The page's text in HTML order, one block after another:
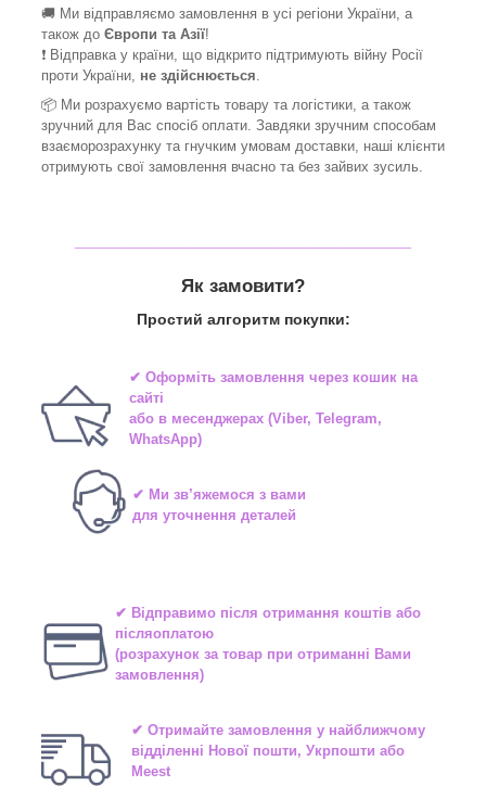
🚚 Ми відправляємо замовлення в усі регіони України, а
також до Європи та Азії!
❗ Відправка у країни, що відкрито підтримують війну Росії
проти України, не здійснюється.
📦 Ми розрахуємо вартість товару та логістики, а також
зручний для Вас спосіб оплати. Завдяки зручним способам
взаєморозрахунку та гнучким умовам доставки, наші клієнти
отримують свої замовлення вчасно та без зайвих зусиль.
Як замовити?
Простий алгоритм покупки:
✔ Оформіть замовлення через кошик на
сайті
або в месенджерах(Viber, Telegram,
WhatsApp)
✔ Ми зв’яжемося з вами
для уточнення деталей
✔ Відправимо після отримання коштів або
післяоплатою
(розрахунок за товар при отриманні Вами
замовлення)
✔ Отримайте замовлення у найближчому
відділенні Нової пошти, Укрпошти або
Meest